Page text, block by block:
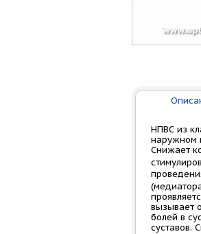
НПВС из
наружном
Снижает
вызывает
болей в
суставов.